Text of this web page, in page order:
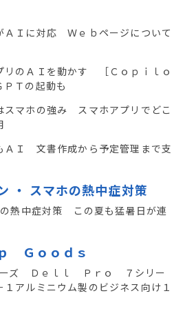
ＡＩに対応 Ｗｅｂページについて
リのＡＩを動かす ［Ｃｏｐｉｌｏ
ＰＴの起動も
スマホの強み スマホアプリでどこ
ＡＩ 文書作成から予定管理まで支
スマホの熱中症対策
の熱中症対策 この夏も猛暑日が連
Ｇｏｏｄｓ
ーズ Ｄｅｌｌ Ｐｒｏ ７シリー
アルミニウム製のビジネス向け１